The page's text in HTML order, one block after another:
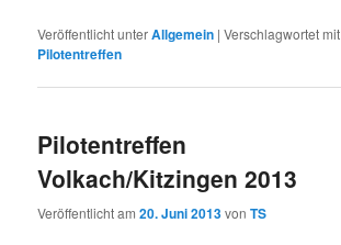
Veröffentlicht unterAllgemein |Verschlagwortet mit
Pilotentreffen
Pilotentreffen
Volkach/Kitzingen 2013
Veröffentlicht am20. Juni 2013vonTS